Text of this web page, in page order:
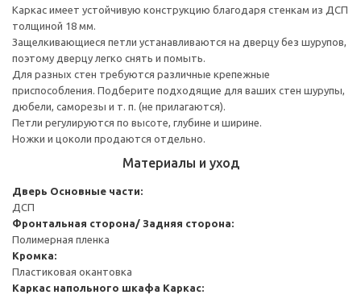
Каркас имеет устойчивую конструкцию благодаря стенкам из ДСП
толщиной 18 мм.
Защелкивающиеся петли устанавливаются на дверцу без шурупов,
поэтому дверцу легко снять и помыть.
Для разных стен требуются различные крепежные
приспособления. Подберите подходящие для ваших стен шурупы,
дюбели, саморезы и т. п. (не прилагаются).
Петли регулируются по высоте, глубине и ширине.
Ножки и цоколи продаются отдельно.
Материалы и уход
Дверь Основные части:
ДСП
Фронтальная сторона/ Задняя сторона:
Полимерная пленка
Кромка:
Пластиковая окантовка
Каркас напольного шкафа Каркас: